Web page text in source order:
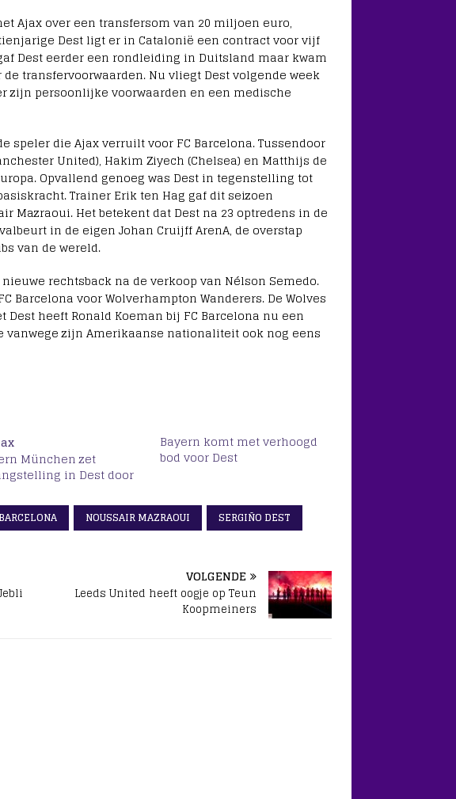
Ajax over een transfersom van 20 miljoen euro,
Dest ligt er in Catalonië een contract voor vijf
Dest eerder een rondleiding in Duitsland maar kwam
transfervoorwaarden. Nu vliegt Dest volgende week
zijn persoonlijke voorwaarden en een medische
speler die Ajax verruilt voor FC Barcelona. Tussendoor
United), Hakim Ziyech (Chelsea) en Matthijs de
Opvallend genoeg was Dest in tegenstelling tot
Trainer Erik ten Hag gaf dit seizoen
Mazraoui. Het betekent dat Dest na 23 optredens in de
in de eigen Johan Cruijff ArenA, de overstap
van de wereld.
rechtsback na de verkoop van Nélson Semedo.
Barcelona voor Wolverhampton Wanderers. De Wolves
heeft Ronald Koeman bij FC Barcelona nu een
vanwege zijn Amerikaanse nationaliteit ook nog eens
München zet
in Dest door
Bayern komt met verhoogd
bod voor Dest
NOUSSAIR MAZRAOUI SERGIÑO DEST
VOLGENDE
Leeds United heeft oogje op Teun
Koopmeiners